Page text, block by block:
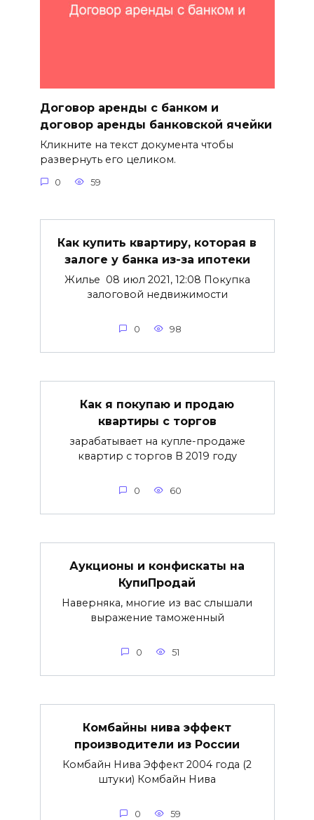
Договор аренды с банком и
договор аренды банковской ячейки
Кликните на текст документа чтобы
развернуть его целиком.
0 59
Как купить квартиру, которая в
залоге у банка из-за ипотеки
Жилье 08 июл 2021, 12:08 Покупка
залоговой недвижимости
0 98
Как я покупаю и продаю
квартиры с торгов
зарабатывает на купле-продаже
квартир с торгов В 2019 году
0 60
Аукционы и конфискаты на
КупиПродай
Наверняка, многие из вас слышали
выражение таможенный
0 51
Комбайны нива эффект
производители из России
Комбайн Нива Эффект 2004 года (2
штуки) Комбайн Нива
0 59